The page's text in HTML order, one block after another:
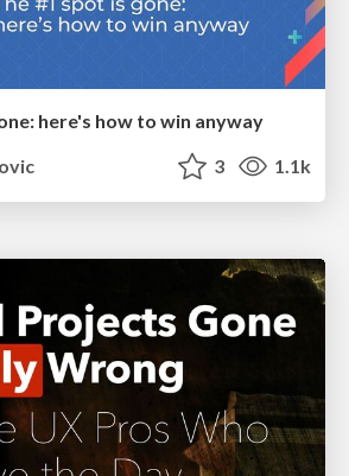
here's how to win anyway
3 1.1k